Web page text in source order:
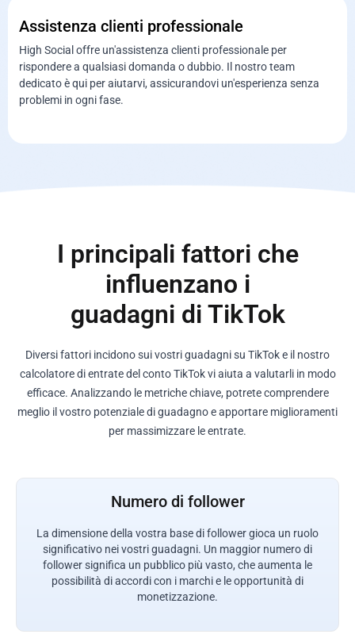
Assistenza clienti professionale
High Social offre un'assistenza clienti professionale per
rispondere a qualsiasi domanda o dubbio. Il nostro team
dedicato è qui per aiutarvi, assicurandovi un'esperienza senza
problemi in ogni fase.
I principali fattori che
influenzano i
guadagni di TikTok
Diversi fattori incidono sui vostri guadagni su TikTok e il nostro
calcolatore di entrate del conto TikTok vi aiuta a valutarli in modo
efficace. Analizzando le metriche chiave, potrete comprendere
meglio il vostro potenziale di guadagno e apportare miglioramenti
per massimizzare le entrate.
Numero di follower
La dimensione della vostra base di follower gioca un ruolo
significativo nei vostri guadagni. Un maggior numero di
follower significa un pubblico più vasto, che aumenta le
possibilità di accordi con i marchi e le opportunità di
monetizzazione.